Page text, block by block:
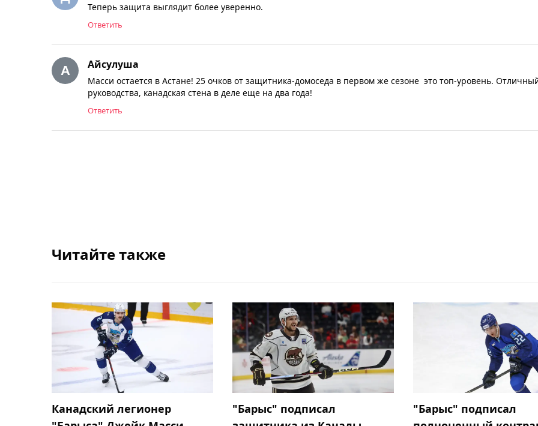
Теперь защита выглядит более уверенно.
Ответить
Айсулуша
Масси остается в Астане! 25 очков от защитника-домоседа в первом же сезоне это топ-уровень.
руководства, канадская стена в деле еще на два года!
Ответить
Читайте также
Канадский легионер
"Барыс" подписал
"Барыс" подписал